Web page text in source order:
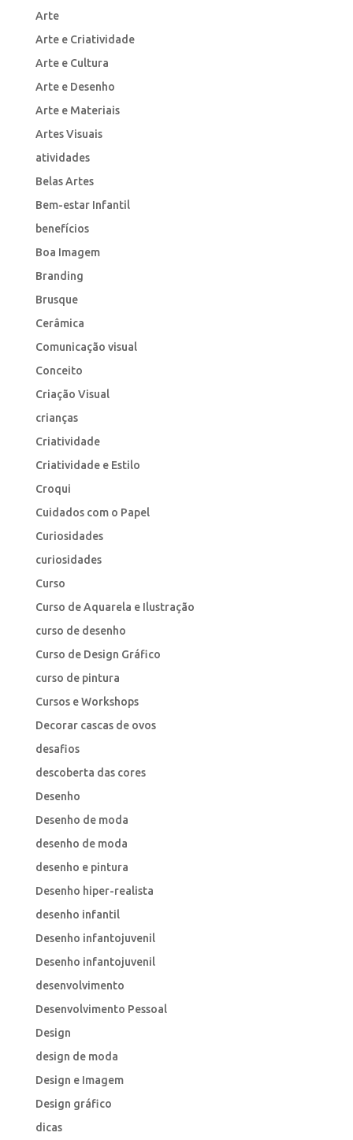
Arte
Arte e Criatividade
Arte e Cultura
Arte e Desenho
Arte e Materiais
Artes Visuais
atividades
Belas Artes
Bem-estar Infantil
benefícios
Boa Imagem
Branding
Brusque
Cerâmica
Comunicação visual
Conceito
Criação Visual
crianças
Criatividade
Criatividade e Estilo
Croqui
Cuidados com o Papel
Curiosidades
curiosidades
Curso
Curso de Aquarela e Ilustração
curso de desenho
Curso de Design Gráfico
curso de pintura
Cursos e Workshops
Decorar cascas de ovos
desafios
descoberta das cores
Desenho
Desenho de moda
desenho de moda
desenho e pintura
Desenho hiper-realista
desenho infantil
Desenho infantojuvenil
Desenho infantojuvenil
desenvolvimento
Desenvolvimento Pessoal
Design
design de moda
Design e Imagem
Design gráfico
dicas